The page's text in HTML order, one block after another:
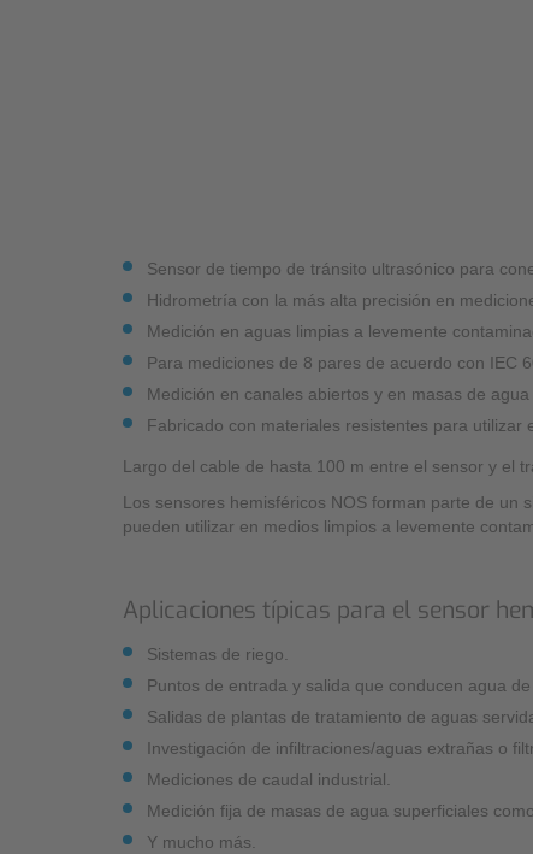
Sensor de tiempo de tránsito ultrasónico para
Hidrometría con la más alta precisión en
Medición en aguas limpias a levemente
Para mediciones de 8 pares de acuerdo con IEC
Medición en canales abiertos y en masas de
Fabricado con materiales resistentes para utilizar
Largo del cable de hasta 100 m entre el sensor y el
Los sensores hemisféricos NOS forman parte de un
pueden utilizar en medios limpios a levemente
Aplicaciones típicas para el sensor
Sistemas de riego.
Puntos de entrada y salida que conducen agua
Salidas de plantas de tratamiento de aguas
Investigación de infiltraciones/aguas extrañas o
Mediciones de caudal industrial.
Medición fija de masas de agua superficiales
Y mucho más.